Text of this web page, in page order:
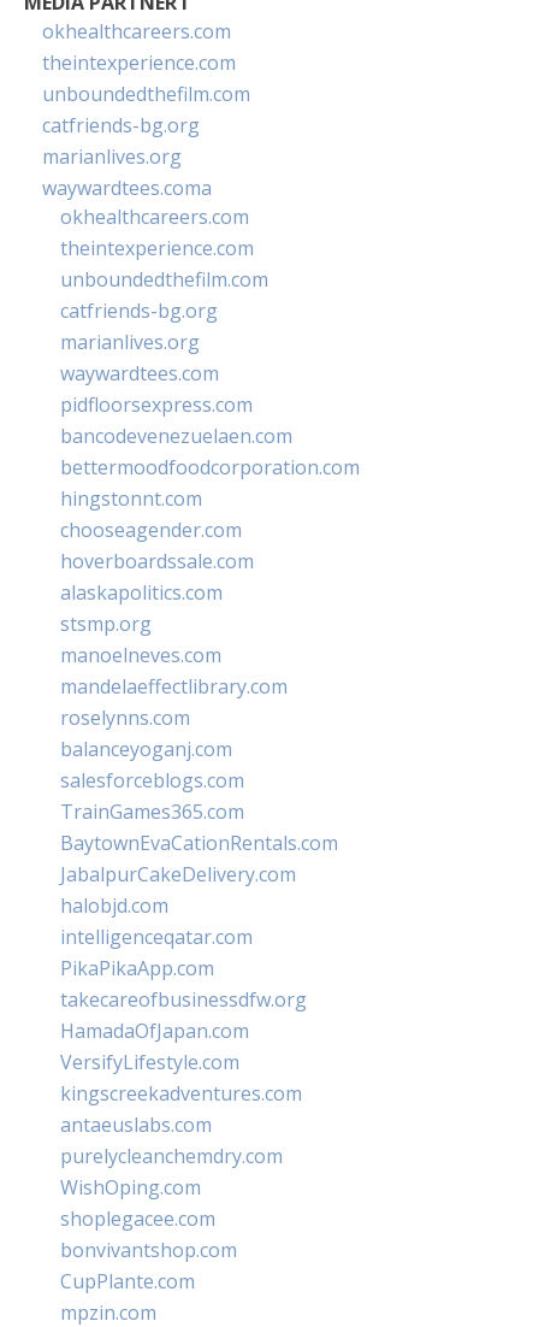
okhealthcareers.com
theintexperience.com
unboundedthefilm.com
catfriends-bg.org
marianlives.org
waywardtees.coma
okhealthcareers.com
theintexperience.com
unboundedthefilm.com
catfriends-bg.org
marianlives.org
waywardtees.com
pidfloorsexpress.com
bancodevenezuelaen.com
bettermoodfoodcorporation.com
hingstonnt.com
chooseagender.com
hoverboardssale.com
alaskapolitics.com
stsmp.org
manoelneves.com
mandelaeffectlibrary.com
roselynns.com
balanceyoganj.com
salesforceblogs.com
TrainGames365.com
BaytownEvaCationRentals.com
JabalpurCakeDelivery.com
halobjd.com
intelligenceqatar.com
PikaPikaApp.com
takecareofbusinessdfw.org
HamadaOfJapan.com
VersifyLifestyle.com
kingscreekadventures.com
antaeuslabs.com
purelycleanchemdry.com
WishOping.com
shoplegacee.com
bonvivantshop.com
CupPlante.com
mpzin.com